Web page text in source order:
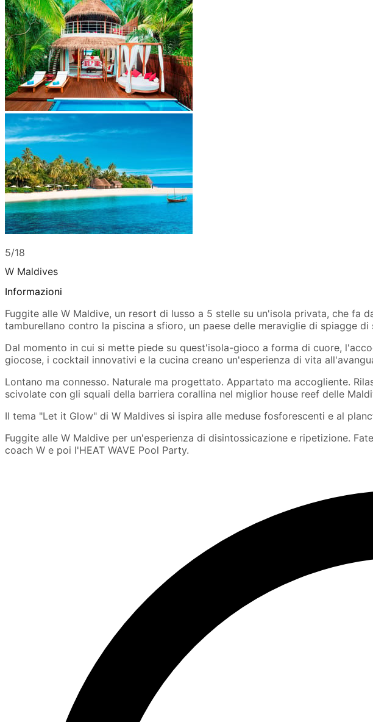
5/18
W Maldives
Informazioni
Fuggite alle W Maldive, un resort di lusso a 5 stelle su un'isola privata, che
tamburellano contro la piscina a sfioro, un paese delle meraviglie di spiagge
Dal momento in cui si mette piede su quest'isola-gioco a forma di cuore,
giocose, i cocktail innovativi e la cucina creano un'esperienza di vita
Lontano ma connesso. Naturale ma progettato. Appartato ma accogliente.
scivolate con gli squali della barriera corallina nel miglior house reef delle
Il tema "Let it Glow" di W Maldives si ispira alle meduse fosforescenti e al
Fuggite alle W Maldive per un'esperienza di disintossicazione e ripetizione.
coach W e poi l'HEAT WAVE Pool Party.